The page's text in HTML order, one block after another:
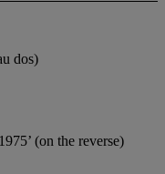
dos)
(on the reverse)